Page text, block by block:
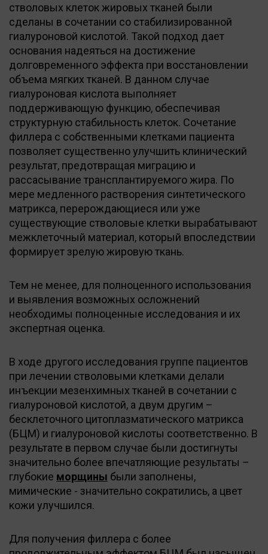
стволовых клеток жировых тканей были
сделаны в сочетании со стабилизированной
гиалуроновой кислотой. Такой подход дает
основания надеяться на достижение
долговременного эффекта при восстановлении
объема мягких тканей. В данном случае
гиалуроновая кислота выполняет
поддерживающую функцию, обеспечивая
структурную стабильность клеток. Сочетание
филлера с собственными клетками пациента
позволяет существенно улучшить клинический
результат, предотвращая миграцию и
рассасывание трансплантируемого жира. По
мере медленного растворения синтетического
матрикса, перерождающиеся или уже
существующие стволовые клетки вырабатывают
межклеточный материал, который впоследствии
формирует зрелую жировую ткань.
Тем не менее, для полноценного использования
и выявления возможных осложнений
необходимы полноценные исследования и их
экспертная оценка.
В ходе другого исследования группе пациентов
при лечении стволовыми клетками делали
инъекции мезенхимных тканей в сочетании с
гиалуроновой кислотой, а двум другим –
бесклеточного цитоплазматического матрикса
(БЦМ) и гиалуроновой кислоты соответственно. В
результате в первом случае были достигнуты
значительно более впечатляющие результаты –
глубокие морщины были заполнены,
мимические - значительно сократились, а цвет
кожи улучшился.
Для получения филлера с более